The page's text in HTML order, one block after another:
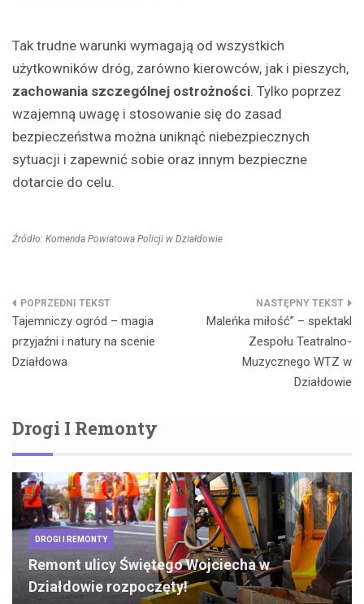
Tak trudne warunki wymagają od wszystkich
użytkowników dróg, zarówno kierowców, jak i pieszych,
zachowania szczególnej ostrożności. Tylko poprzez
wzajemną uwagę i stosowanie się do zasad
bezpieczeństwa można uniknąć niebezpiecznych
sytuacji i zapewnić sobie oraz innym bezpieczne
dotarcie do celu.
Źródło: Komenda Powiatowa Policji w Działdowie
Nawigacja
wpisu
Tajemniczy ogród – magia
przyjaźni i natury na scenie
Działdowa
Maleńka miłość” – spektakl
Zespołu Teatralno-
Muzycznego WTZ w
Działdowie
Drogi I Remonty
DROGI I REMONTY
Remont ulicy Świętego Wojciecha w
Działdowie rozpoczęty!